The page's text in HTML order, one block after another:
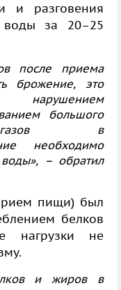
и разговения
воды за 20–25
после приема
брожение, это
нарушением
большого
газов в
необходимо
, – обратил
пищи) был
белков
нагрузки не
и жиров в